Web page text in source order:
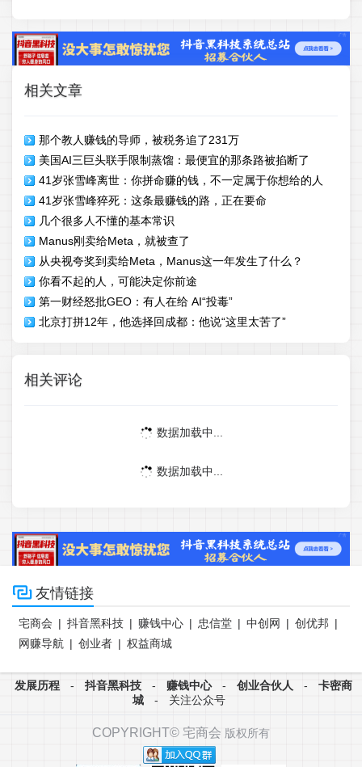
相关文章
那个教人赚钱的导师，被税务追了231万
美国AI三巨头联手限制蒸馏：最便宜的那条路被掐断了
41岁张雪峰离世：你拼命赚的钱，不一定属于你想给的人
41岁张雪峰猝死：这条最赚钱的路，正在要命
几个很多人不懂的基本常识
Manus刚卖给Meta，就被查了
从央视夸奖到卖给Meta，Manus这一年发生了什么？
你看不起的人，可能决定你前途
第一财经怒批GEO：有人在给 AI“投毒”
北京打拼12年，他选择回成都：他说“这里太苦了”
相关评论
数据加载中...
数据加载中...
 友情链接
宅商会 | 抖音黑科技 | 赚钱中心 | 忠信堂 | 中创网 | 创优邦 |
网赚导航 | 创业者 | 权益商城
发展历程 - 抖音黑科技 - 赚钱中心 - 创业合伙人 -
卡密商
城
- 关注公众号
COPYRIGHT© 宅商会 版权所有